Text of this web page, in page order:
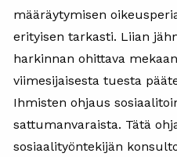
määräytymisen
erityisen tarkasti. Liian
harkinnan ohittava
viimesijaisesta tuesta
Ihmisten ohjaus
sattumanvaraista. Tätä
sosiaalityöntekijän